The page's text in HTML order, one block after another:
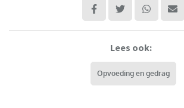
Lees ook:
Opvoeding en gedrag